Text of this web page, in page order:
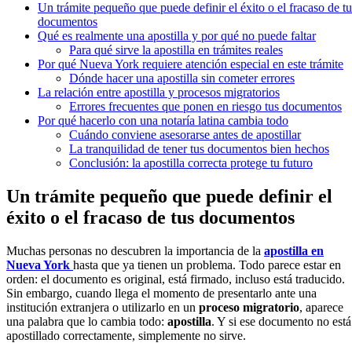
Un trámite pequeño que puede definir el éxito o el fracaso de
documentos
Qué es realmente una apostilla y por qué no puede faltar
Para qué sirve la apostilla en trámites reales
Por qué Nueva York requiere atención especial en este trámite
Dónde hacer una apostilla sin cometer errores
La relación entre apostilla y procesos migratorios
Errores frecuentes que ponen en riesgo tus documentos
Por qué hacerlo con una notaría latina cambia todo
Cuándo conviene asesorarse antes de apostillar
La tranquilidad de tener tus documentos bien hechos
Conclusión: la apostilla correcta protege tu futuro
Un trámite pequeño que puede definir el
éxito o el fracaso de tus documentos
Muchas personas no descubren la importancia de la apostilla en
Nueva York hasta que ya tienen un problema. Todo parece estar en
orden: el documento es original, está firmado, incluso está traducido.
Sin embargo, cuando llega el momento de presentarlo ante una
institución extranjera o utilizarlo en un proceso migratorio, aparece
una palabra que lo cambia todo: apostilla. Y si ese documento no está
apostillado correctamente, simplemente no sirve.